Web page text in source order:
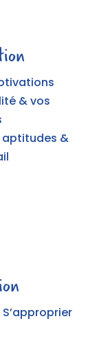
& vos
aptitudes &